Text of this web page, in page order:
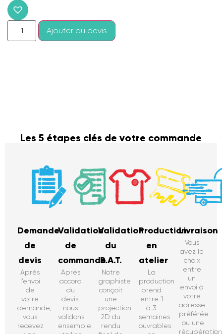
Ajouter au devis
Les 5 étapes clés de votre commande
Demande
de
devis
Après
l’envoi
de
votre
demande,
vous
recevez
Validation
de
commande
Après
accord
du
devis,
nous
validons
ensemble
Validation
du
B.A.T.
Notre
graphiste
conçoit
une
projection
2D du
rendu
Production
en
atelier
La
production
prend
entre 1
à 3
semaines
ouvrables
Livraison
Vous
avez le
choix
entre
un
envoi à
votre
adresse
préférée
ou une
récupération